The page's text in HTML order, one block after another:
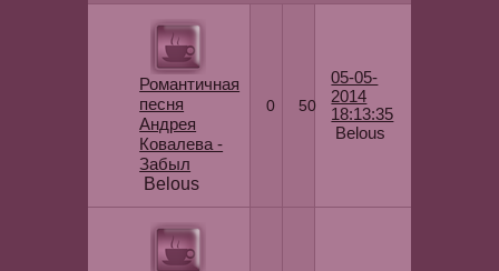
Романтичная
песня
Андрея
Ковалева -
Забыл
Belous
0 50
05-05-
2014
18:13:35
Belous